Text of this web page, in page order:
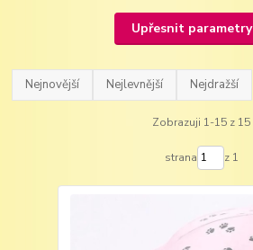
Upřesnit parametry
Nejnovější Nejlevnější Nejdražší
Zobrazuji 1-15 z 15
strana z 1